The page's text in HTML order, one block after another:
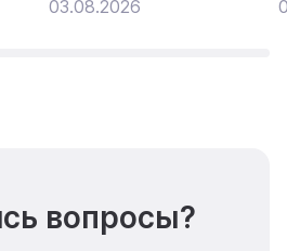
03.08.2026
вопросы?